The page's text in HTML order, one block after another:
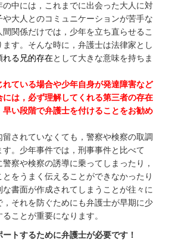
中には，これまでに出会った大人に対
や大人とのコミュニケーションが苦手な
関係だけでは，少年を立ち直らせるこ
す。そんな時に，弁護士は法律家とし
れる兄的存在として大きな意味を持ちま
れている場合や少年自身が発達障害など
は，必ず理解してくれる第三者の存在
い段階で弁護士を付けることをお勧め
されていなくても，警察や検察の取調
。少年事件では，刑事事件と比べて
察や検察の誘導に乗ってしまったり，
をうまく伝えることができなかったり
な書面が作成されてしまうことが往々に
それを防ぐためにも弁護士が早期に少
ことが重要になります。
トするために弁護士が必要です！